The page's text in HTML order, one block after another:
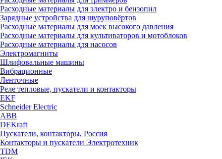
Расходные материалы для электро и бензопил
Зарядные устройства для шуруповёртов
Расходные материалы для моек высокого давления
Расходные материалы для культиваторов и мотоблоков
Расходные материалы для насосов
Электромагниты
Шлифовальные машины
Вибрационные
Ленточные
Реле тепловые, пускатели и контакторы
EKF
Schneider Electric
ABB
DEKraft
Пускатели, контакторы, Россия
Контакторы и пускатели Электротехник
TDM